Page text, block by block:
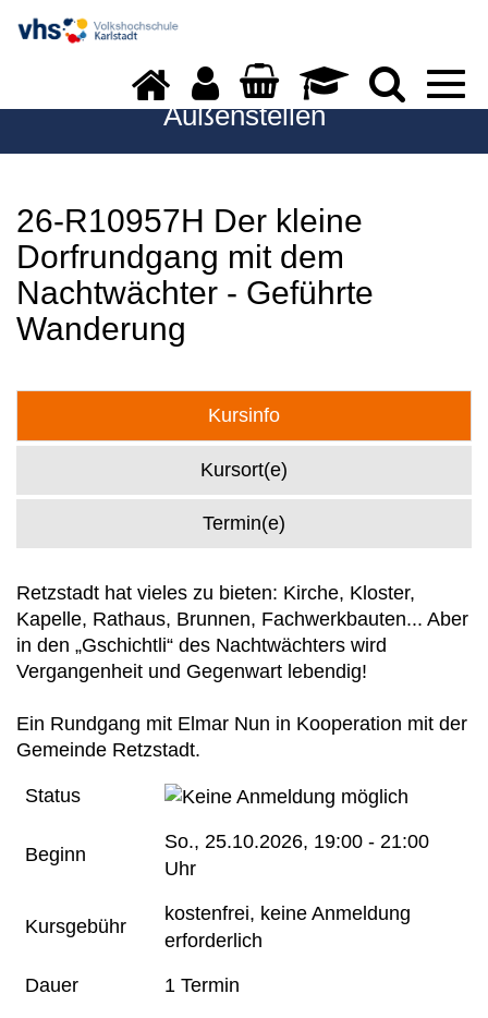
Außenstellen
26-R10957H Der kleine
Dorfrundgang mit dem
Nachtwächter - Geführte
Wanderung
Kursinfo
Kursort(e)
Termin(e)
Retzstadt hat vieles zu bieten: Kirche, Kloster,
Kapelle, Rathaus, Brunnen, Fachwerkbauten... Aber
in den „Gschichtli“ des Nachtwächters wird
Vergangenheit und Gegenwart lebendig!
Ein Rundgang mit Elmar Nun in Kooperation mit der
Gemeinde Retzstadt.
Status
Beginn
So., 25.10.2026, 19:00 - 21:00
Uhr
Kursgebühr
kostenfrei, keine Anmeldung
erforderlich
Dauer 1 Termin